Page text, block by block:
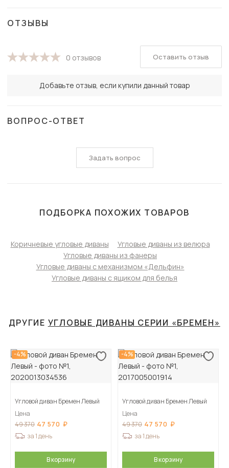
ОТЗЫВЫ
0 отзывов
Добавьте отзыв, если купили данный товар
Оставить отзыв
ВОПРОС-ОТВЕТ
Задать вопрос
ПОДБОРКА ПОХОЖИХ ТОВАРОВ
Коричневые угловые диваны
Угловые диваны из велюра
Угловые диваны из фанеры
Угловые диваны с механизмом «Дельфин»
Угловые диваны с ящиком для белья
ДРУГИЕ УГЛОВЫЕ ДИВАНЫ СЕРИИ «БРЕМЕН»
-4%
Угловой диван Бремен Левый
Цена
49 370 47 570
за 1 день
В корзину
-4%
Угловой диван Бремен Левый
Цена
49 370 47 570
за 1 день
В корзину